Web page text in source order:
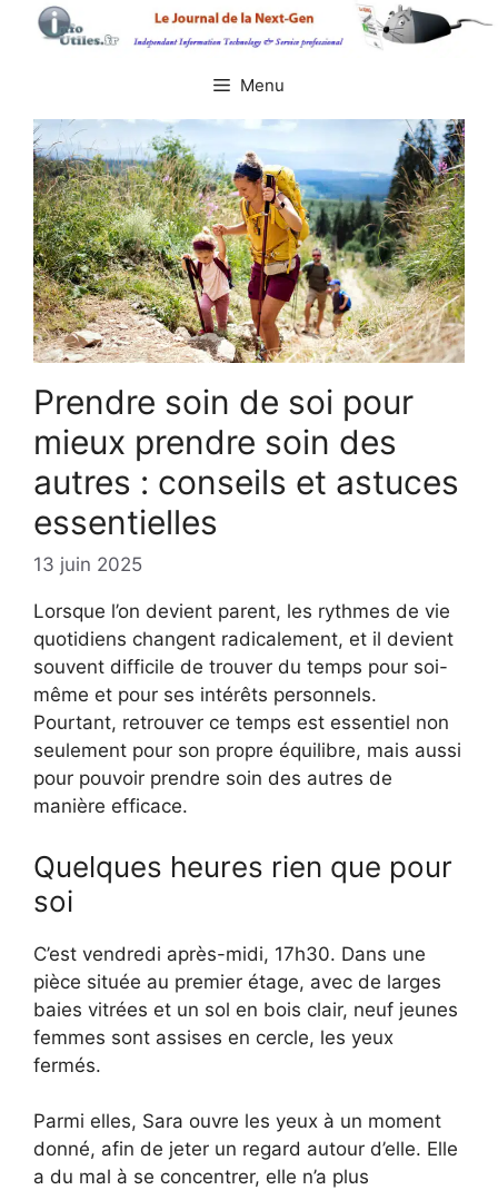
Aller
Menu
Prendre soin de soi pour
mieux prendre soin des
autres : conseils et astuces
essentielles
13 juin 2025
Lorsque l’on devient parent, les rythmes de vie
quotidiens changent radicalement, et il devient
souvent difficile de trouver du temps pour soi-
même et pour ses intérêts personnels.
Pourtant, retrouver ce temps est essentiel non
seulement pour son propre équilibre, mais aussi
pour pouvoir prendre soin des autres de
manière efficace.
Quelques heures rien que pour
soi
C’est vendredi après-midi, 17h30. Dans une
pièce située au premier étage, avec de larges
baies vitrées et un sol en bois clair, neuf jeunes
femmes sont assises en cercle, les yeux
fermés.
Parmi elles, Sara ouvre les yeux à un moment
donné, afin de jeter un regard autour d’elle. Elle
a du mal à se concentrer, elle n’a plus